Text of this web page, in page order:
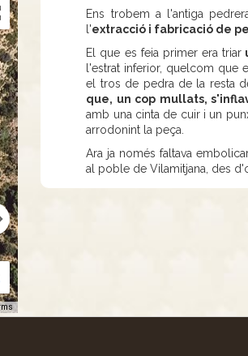
Ens trobem a l'antiga
l'extracció i fabricació de
El que es feia primer era triar
l'estrat inferior, quelcom que
el tros de pedra de la resta
que, un cop mullats,
amb una cinta de cuir i un
arrodonint la peça.
Ara ja només faltava
al poble de Vilamitjana, des